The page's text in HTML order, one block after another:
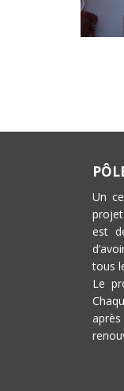
Un
est
tous
Le